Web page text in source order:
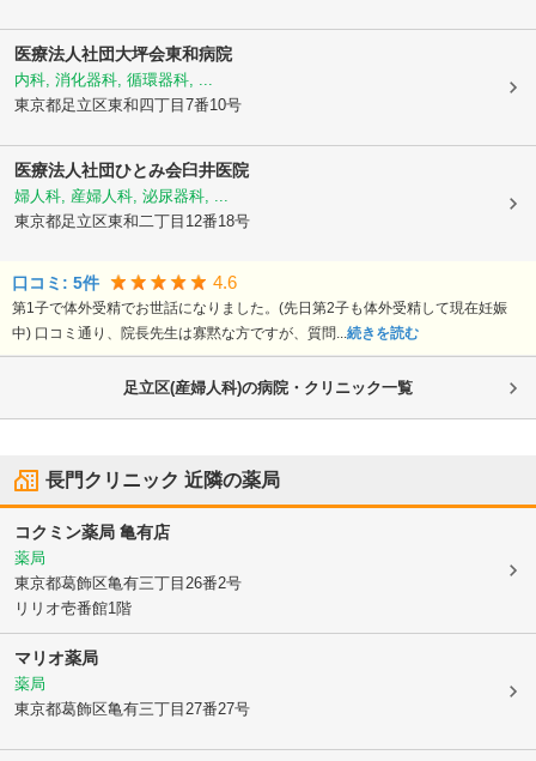
医療法人社団大坪会東和病院
内科, 消化器科, 循環器科, ...
東京都足立区東和四丁目7番10号
医療法人社団ひとみ会臼井医院
婦人科, 産婦人科, 泌尿器科, ...
東京都足立区東和二丁目12番18号
口コミ: 5件 4.6
第1子で体外受精でお世話になりました。(先日第2子も体外受精して現在妊娠
中) 口コミ通り、院長先生は寡黙な方ですが、質問...続きを読む
足立区(産婦人科)の病院・クリニック一覧
長門クリニック 近隣の薬局
コクミン薬局 亀有店
薬局
東京都葛飾区亀有三丁目26番2号
リリオ壱番館1階
マリオ薬局
薬局
東京都葛飾区亀有三丁目27番27号